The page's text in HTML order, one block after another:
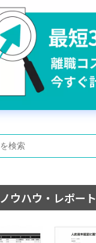
ノウハウ・レポート